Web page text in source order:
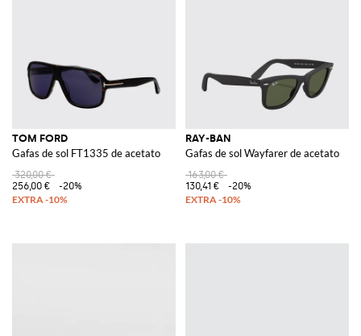
TOM FORD
Gafas de sol FT1335 de acetato
320,00 €
256,00 €
-20%
RAY-BAN
Gafas de sol Wayfarer de acetato
163,00 €
130,41 €
-20%